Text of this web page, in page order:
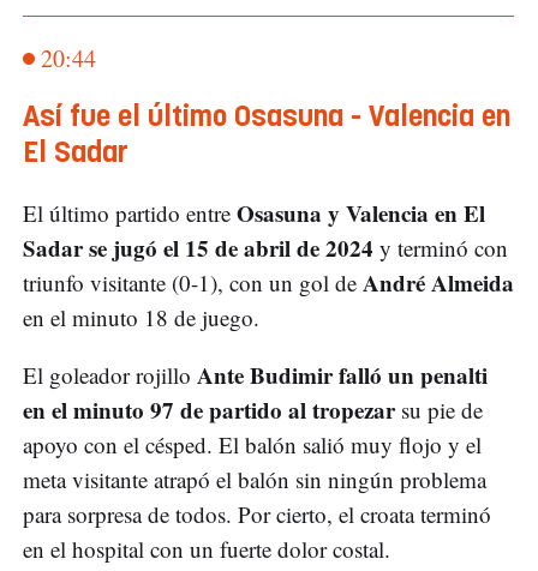
20:44
Así fue el último Osasuna - Valencia en
El Sadar
El último partido entre Osasuna y Valencia en El
Sadar se jugó el 15 de abril de 2024 y terminó con
triunfo visitante (0-1), con un gol de André Almeida
en el minuto 18 de juego.
El goleador rojillo Ante Budimir falló un penalti
en el minuto 97 de partido al tropezarsu pie de
apoyo con el césped. El balón salió muy flojo y el
meta visitante atrapó el balón sin ningún problema
para sorpresa de todos. Por cierto, el croata terminó
en el hospital con un fuerte dolor costal.